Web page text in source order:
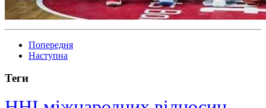
Попередня
Наступна
Теги